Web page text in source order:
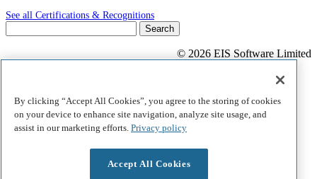
See all Certifications & Recognitions
for:
© 2026 EIS Software Limited
Terms of Use
Accessibility Statement
By clicking “Accept All Cookies”, you agree to the storing of cookies
on your device to enhance site navigation, analyze site usage, and
assist in our marketing efforts. Privacy policy
Accept All Cookies